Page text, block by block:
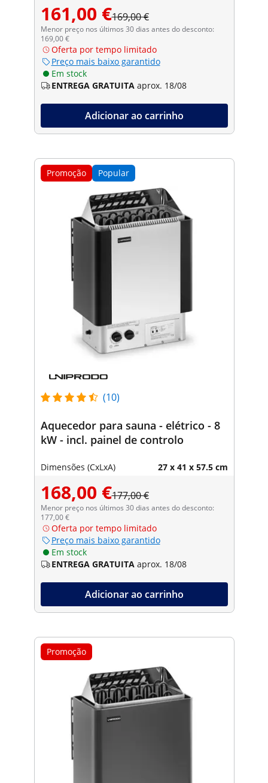
161,00 €169,00 €
Menor preço nos últimos 30 dias antes do desconto:
169,00 €
Oferta por tempo limitado
Preço mais baixo garantido
Em stock
ENTREGA GRATUITA aprox. 18/08
Adicionar ao carrinho
Promoção Popular
(10)
Aquecedor para sauna - elétrico - 8
kW - incl. painel de controlo
Dimensões (CxLxA) 27 x 41 x 57.5 cm
168,00 €177,00 €
Menor preço nos últimos 30 dias antes do desconto:
177,00 €
Oferta por tempo limitado
Preço mais baixo garantido
Em stock
ENTREGA GRATUITA aprox. 18/08
Adicionar ao carrinho
Promoção